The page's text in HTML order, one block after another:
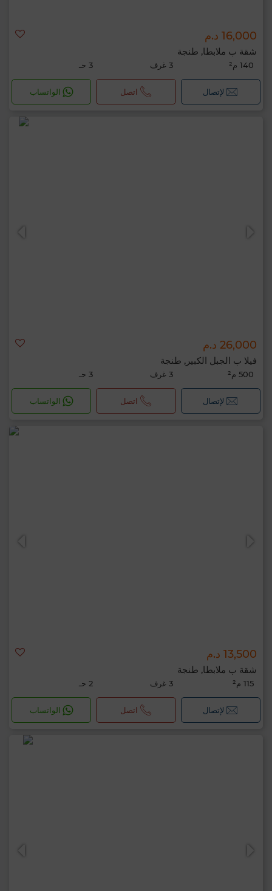
16,000 د.م
شقة ب ملابطا, طنجة
140 م² 3 غرف 3 حـ
لإتصال اتصل الواتساب
26,000 د.م
فيلا ب الجبل الكبير, طنجة
500 م² 3 غرف 3 حـ
لإتصال اتصل الواتساب
13,500 د.م
شقة ب ملابطا, طنجة
115 م² 3 غرف 2 حـ
لإتصال اتصل الواتساب